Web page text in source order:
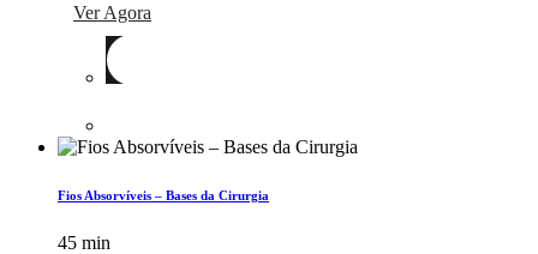
Ver Agora
Fios Absorvíveis – Bases da Cirurgia
45 min